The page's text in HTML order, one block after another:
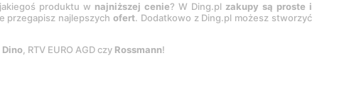
produktu w najniższej cenie? W Ding.pl zakupy są proste i
przegapisz najlepszychofert. Dodatkowo z Ding.pl możesz stworzyć
Dino, RTV EURO AGD czy Rossmann!